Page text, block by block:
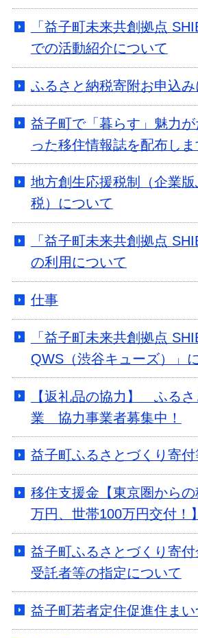
「益子町未来共創拠点
での活動紹介について
ふるさと納税寄附お申込み
益子町で「暮らす」魅力が
った移住情報誌を配布しま
地方創生応援税制（企業
税）について
「益子町未来共創拠点
の利用について
仕事
「益子町未来共創拠点
QWS（渋谷キューズ）」
【返礼品の協力】 ふる
業 協力事業者募集中！
益子町ふるさとづくり寄
移住支援金【東京圏から
万円、世帯100万円交付！】
益子町ふるさとづくり寄
受託者等の指定について
益子町若者定住促進住ま